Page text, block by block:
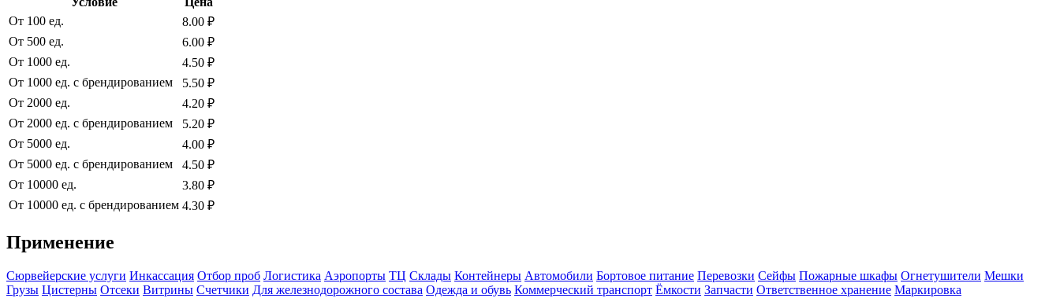
От 100 ед.
8.00 ₽
От 500 ед.
6.00 ₽
От 1000 ед.
4.50 ₽
От 1000 ед. с брендированием
5.50 ₽
От 2000 ед.
4.20 ₽
От 2000 ед. с брендированием
5.20 ₽
От 5000 ед.
4.00 ₽
От 5000 ед. с брендированием
4.50 ₽
От 10000 ед.
3.80 ₽
От 10000 ед. с брендированием 4.30 ₽
Применение
Сюрвейерские услуги Инкассация Отбор проб Логистика Аэропорты ТЦ Склады Контейнеры Автомобили Бортовое питание Перевозки Сейфы Пожарные шкафы Огнетушители Мешки
Грузы Цистерны Отсеки Витрины Счетчики Для железнодорожного состава Одежда и обувь Коммерческий транспорт Ёмкости Запчасти Ответственное хранение Маркировка